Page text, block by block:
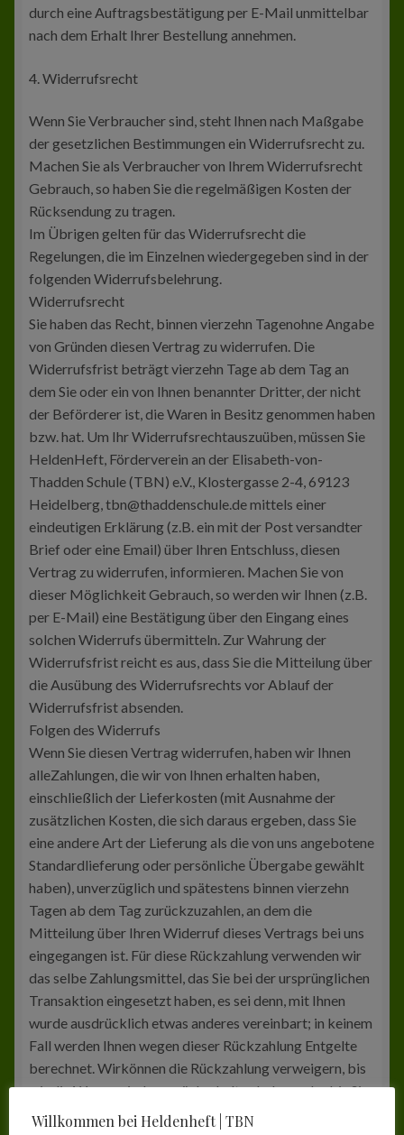
durch eine Auftragsbestätigung per E-Mail unmittelbar
nach dem Erhalt Ihrer Bestellung annehmen.
4. Widerrufsrecht
Wenn Sie Verbraucher sind, steht Ihnen nach Maßgabe
der gesetzlichen Bestimmungen ein Widerrufsrecht zu.
Machen Sie als Verbraucher von Ihrem Widerrufsrecht
Gebrauch, so haben Sie die regelmäßigen Kosten der
Rücksendung zu tragen.
Im Übrigen gelten für das Widerrufsrecht die
Regelungen, die im Einzelnen wiedergegeben sind in der
folgenden Widerrufsbelehrung.
Widerrufsrecht
Sie haben das Recht, binnen vierzehn Tagenohne Angabe
von Gründen diesen Vertrag zu widerrufen. Die
Widerrufsfrist beträgt vierzehn Tage ab dem Tag an
dem Sie oder ein von Ihnen benannter Dritter, der nicht
der Beförderer ist, die Waren in Besitz genommen haben
bzw. hat. Um Ihr Widerrufsrechtauszuüben, müssen Sie
HeldenHeft, Förderverein an der Elisabeth-von-
Thadden Schule (TBN) e.V., Klostergasse 2-4, 69123
Heidelberg, tbn@thaddenschule.de mittels einer
eindeutigen Erklärung (z.B. ein mit der Post versandter
Brief oder eine Email) über Ihren Entschluss, diesen
Vertrag zu widerrufen, informieren. Machen Sie von
dieser Möglichkeit Gebrauch, so werden wir Ihnen (z.B.
per E-Mail) eine Bestätigung über den Eingang eines
solchen Widerrufs übermitteln. Zur Wahrung der
Widerrufsfrist reicht es aus, dass Sie die Mitteilung über
die Ausübung des Widerrufsrechts vor Ablauf der
Widerrufsfrist absenden.
Folgen des Widerrufs
Wenn Sie diesen Vertrag widerrufen, haben wir Ihnen
alleZahlungen, die wir von Ihnen erhalten haben,
einschließlich der Lieferkosten (mit Ausnahme der
zusätzlichen Kosten, die sich daraus ergeben, dass Sie
eine andere Art der Lieferung als die von uns angebotene
Standardlieferung oder persönliche Übergabe gewählt
haben), unverzüglich und spätestens binnen vierzehn
Tagen ab dem Tag zurückzuzahlen, an dem die
Mitteilung über Ihren Widerruf dieses Vertrags bei uns
eingegangen ist. Für diese Rückzahlung verwenden wir
das selbe Zahlungsmittel, das Sie bei der ursprünglichen
Transaktion eingesetzt haben, es sei denn, mit Ihnen
wurde ausdrücklich etwas anderes vereinbart; in keinem
Fall werden Ihnen wegen dieser Rückzahlung Entgelte
berechnet. Wirkönnen die Rückzahlung verweigern, bis
wir die Waren wieder zurückerhalten haben oder bis Sie
den Nachweis erbrachthaben, dass Sie die Waren
Willkommen bei Heldenheft | TBN